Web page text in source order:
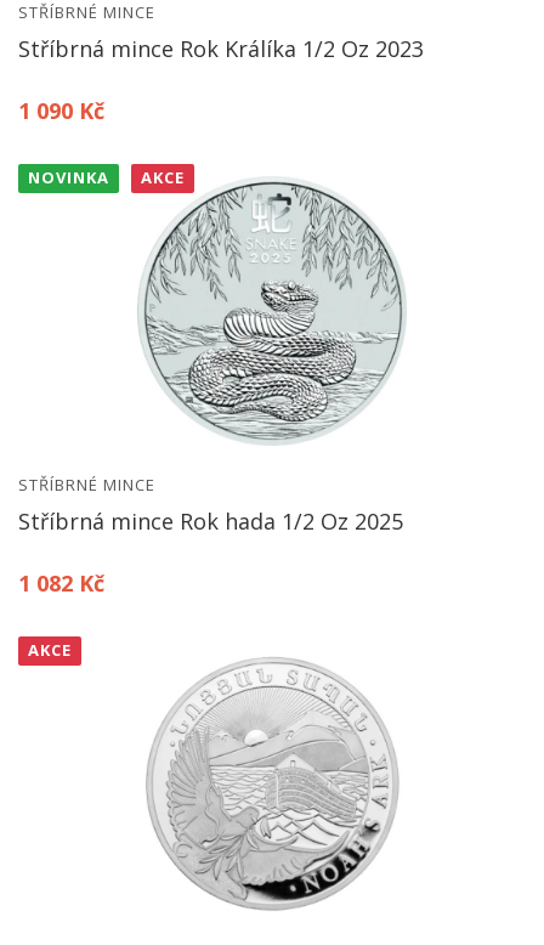
STŘÍBRNÉ MINCE
Stříbrná mince Rok Králíka 1/2 Oz 2023
1 090 Kč
NOVINKA AKCE
STŘÍBRNÉ MINCE
Stříbrná mince Rok hada 1/2 Oz 2025
1 082 Kč
AKCE